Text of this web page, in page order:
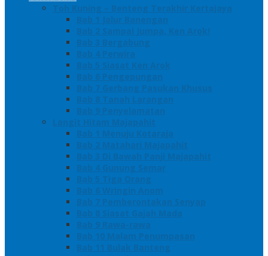
Toh Kuning – Benteng Terakhir Kertajaya
Bab 1 Jalur Banengan
Bab 2 Sampai Jumpa, Ken Arok!
Bab 3 Bergabung
Bab 4 Perwira
Bab 5 Siasat Ken Arok
Bab 6 Pengepungan
Bab 7 Gerbang Pasukan Khusus
Bab 8 Tanah Larangan
Bab 9 Penyelamatan
Langit Hitam Majapahit
Bab 1 Menuju Kotaraja
Bab 2 Matahari Majapahit
Bab 3 Di Bawah Panji Majapahit
Bab 4 Gunung Semar
Bab 5 Tiga Orang
Bab 6 Wringin Anom
Bab 7 Pemberontakan Senyap
Bab 8 Siasat Gajah Mada
Bab 9 Rawa-rawa
Bab 10 Malam Penumpasan
Bab 11 Bulak Banteng